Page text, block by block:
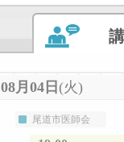
08月04日 (火)
尾道市医師会